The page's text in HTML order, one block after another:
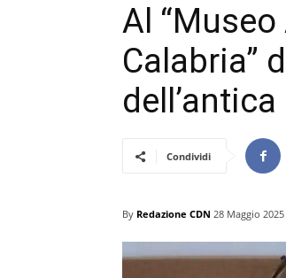
Al
Calabria”
Condividi
By Redazione CDN 28 Maggio 2025